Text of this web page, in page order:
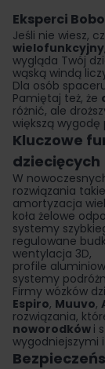
Eksperci
Jeśli nie wiesz,
wielofunkcyjny
wygląda Twój
wąską windą
Dla osób
Pamiętaj też, że
różnić, ale
większą wygodę
Kluczowe
dziecięcych
W
rozwiązania
amortyzacja
koła żelowe
systemy
regulowane
wentylacja 3D,
profile
systemy
Firmy wózków
Espiro, Muuvo,
rozwiązania,
noworodków i
wygodniejszymi